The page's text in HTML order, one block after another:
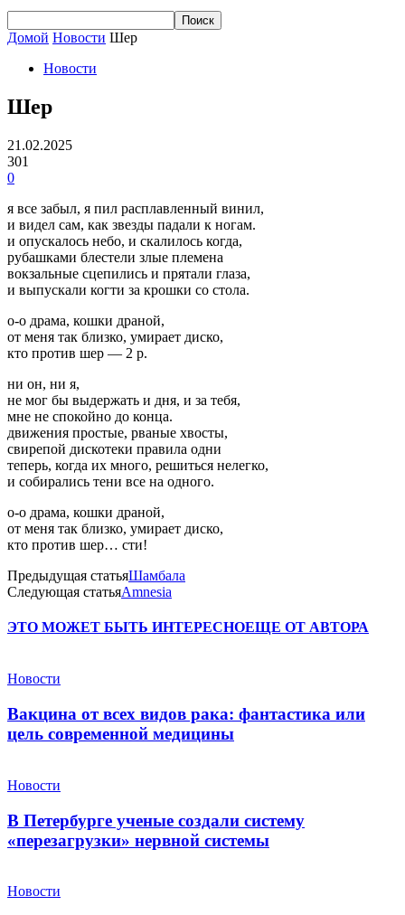
Домой Новости Шер
Новости
Шер
21.02.2025
301
0
я все забыл, я пил расплавленный винил,
и видел сам, как звезды падали к ногам.
и опускалось небо, и скалилось когда,
рубашками блестели злые племена
вокзальные сцепились и прятали глаза,
и выпускали когти за крошки со стола.
о-о драма, кошки драной,
от меня так близко, умирает диско,
кто против шер — 2 р.
ни он, ни я,
не мог бы выдержать и дня, и за тебя,
мне не спокойно до конца.
движения простые, рваные хвосты,
свирепой дискотеки правила одни
теперь, когда их много, решиться нелегко,
и собирались тени все на одного.
о-о драма, кошки драной,
от меня так близко, умирает диско,
кто против шер… сти!
Предыдущая статьяШамбала
Следующая статьяAmnesia
ЭТО МОЖЕТ БЫТЬ ИНТЕРЕСНОЕЩЕ ОТ АВТОРА
Новости
Вакцина от всех видов рака: фантастика или
цель современной медицины
Новости
В Петербурге ученые создали систему
«перезагрузки» нервной системы
Новости